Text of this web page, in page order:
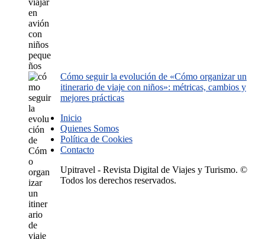
Cómo seguir la evolución de «Cómo organizar un
itinerario de viaje con niños»: métricas, cambios y
mejores prácticas
Inicio
Quienes Somos
Política de Cookies
Contacto
Upitravel - Revista Digital de Viajes y Turismo. ©
Todos los derechos reservados.